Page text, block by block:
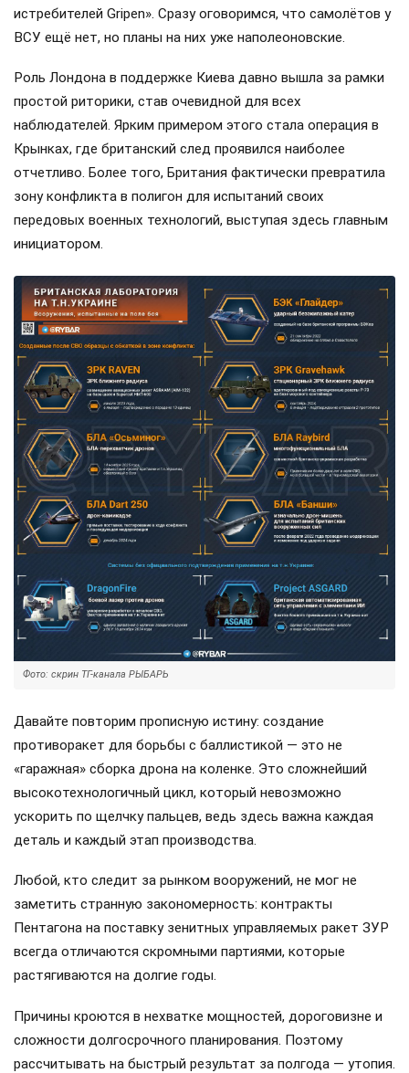
истребителей Gripen». Сразу оговоримся, что самолётов у
ВСУ ещё нет, но планы на них уже наполеоновские.
Роль Лондона в поддержке Киева давно вышла за рамки
простой риторики, став очевидной для всех
наблюдателей. Ярким примером этого стала операция в
Крынках, где британский след проявился наиболее
отчетливо. Более того, Британия фактически превратила
зону конфликта в полигон для испытаний своих
передовых военных технологий, выступая здесь главным
инициатором.
Фото: скрин ТГ-канала РЫБАРЬ
Давайте повторим прописную истину: создание
противоракет для борьбы с баллистикой — это не
«гаражная» сборка дрона на коленке. Это сложнейший
высокотехнологичный цикл, который невозможно
ускорить по щелчку пальцев, ведь здесь важна каждая
деталь и каждый этап производства.
Любой, кто следит за рынком вооружений, не мог не
заметить странную закономерность: контракты
Пентагона на поставку зенитных управляемых ракет ЗУР
всегда отличаются скромными партиями, которые
растягиваются на долгие годы.
Причины кроются в нехватке мощностей, дороговизне и
сложности долгосрочного планирования. Поэтому
рассчитывать на быстрый результат за полгода — утопия.